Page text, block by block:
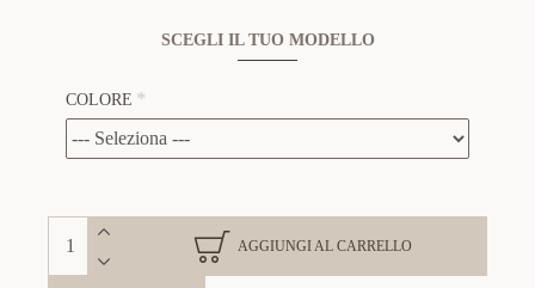
SCEGLI IL TUO MODELLO
COLORE
AGGIUNGI AL CARRELLO